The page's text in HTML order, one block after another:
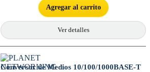
Agregar al carrito
Ver detalles
Conversor de Medios 10/100/1000BASE-T